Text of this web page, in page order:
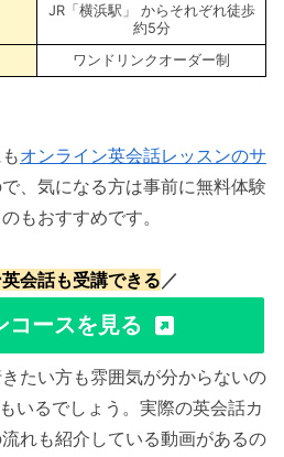
JR「横浜駅」 からそれぞれ徒歩
約5分
ワンドリンクオーダー制
オンライン英会話レッスンのサ
、気になる方は事前に無料体験
もおすすめです。
会話も受講できる／
コースを見る
たい方も雰囲気が分からないの
いるでしょう。実際の英会話カ
れも紹介している動画があるの